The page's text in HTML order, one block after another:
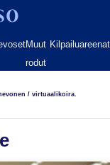
Muut
rodut
Kilpailuareenat
/ virtuaalikoira.